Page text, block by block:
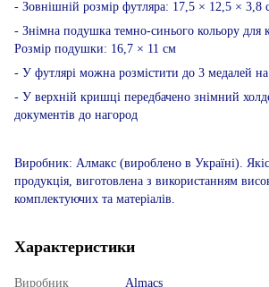
- Зовнішній розмір футляра: 17,5 × 12,5 × 3,8
- Знімна подушка темно-синього кольору для
Розмір подушки: 16,7 × 11 см
- У футлярі можна розмістити до 3 медалей
- У верхній кришці передбачено знімний
документів до нагород
Виробник: Алмакс (вироблено в Україні).
продукція, виготовлена з використанням
комплектуючих та матеріалів.
Характеристики
Виробник
Almacs